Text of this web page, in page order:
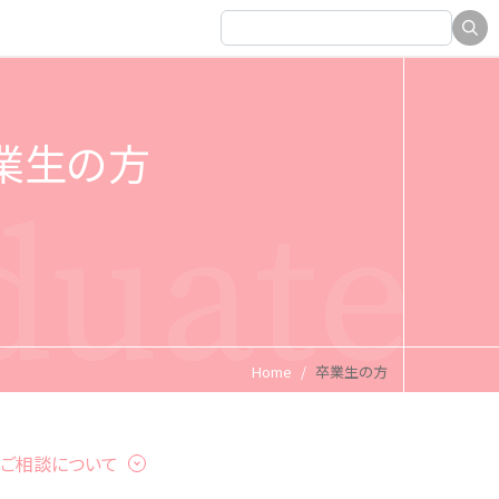
生の方
Home 卒業生の方
相談について